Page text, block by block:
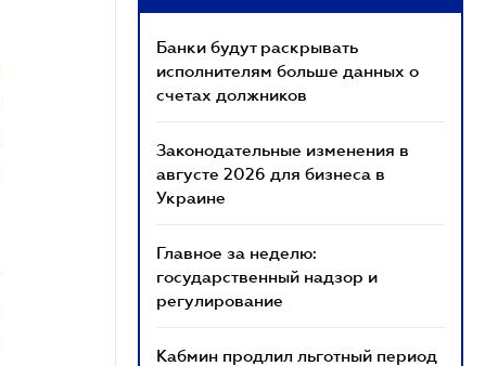
Банки будут раскрывать
исполнителям больше данных о
счетах должников
Законодательные изменения в
августе 2026 для бизнеса в
Украине
Главное за неделю:
государственный надзор и
регулирование
Кабмин продлил льготный период